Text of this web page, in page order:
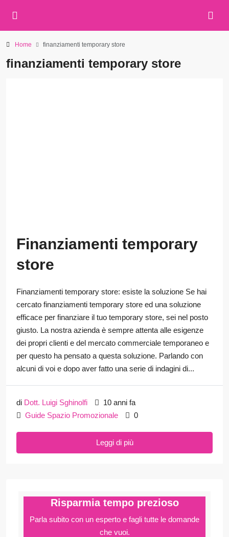
Home finanziamenti temporary store
finanziamenti temporary store
Finanziamenti temporary
store
Finanziamenti temporary store: esiste la soluzione Se hai
cercato finanziamenti temporary store ed una soluzione
efficace per finanziare il tuo temporary store, sei nel posto
giusto. La nostra azienda è sempre attenta alle esigenze
dei propri clienti e del mercato commerciale temporaneo e
per questo ha pensato a questa soluzione. Parlando con
alcuni di voi e dopo aver fatto una serie di indagini di...
di Dott. Luigi Sghinolfi
10 anni fa
Guide Spazio Promozionale
0
Leggi di più
Risparmia tempo prezioso
Parla subito con un esperto e fagli tutte le domande
che vuoi.